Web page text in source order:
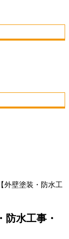
外壁塗装・防水工
防水工事・